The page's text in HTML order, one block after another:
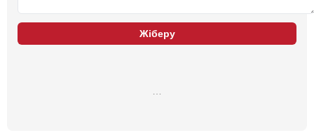
Жіберу